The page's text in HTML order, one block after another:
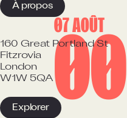
À propos
160 Great Portland St
Fitzrovia
London
W1W 5QA
Explorer
07 AOÛT
00